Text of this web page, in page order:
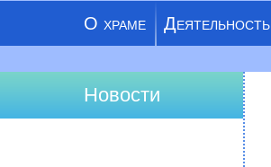
О храме Деятельность
Новости